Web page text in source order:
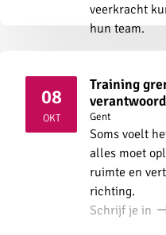
veerkracht
hun team.
08
OKT2026
Training
Gent
Soms voelt
alles moet
ruimte en
richting.
Schrijf je in